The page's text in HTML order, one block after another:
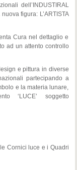
dell’INDUSTIRAL
figura: L’ARTISTA
Cura nel dettaglio e
ad un attento controllo
e pittura in diverse
partecipando a
e la materia lunare,
‘LUCE’ soggetto
Cornici luce e i Quadri